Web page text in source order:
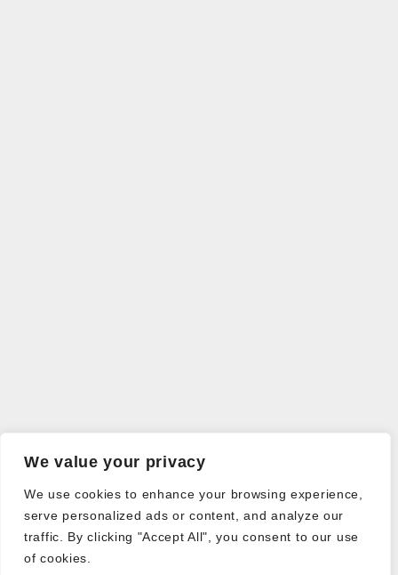
We value your privacy
We use cookies to enhance your browsing experience,
serve personalized ads or content, and analyze our
traffic. By clicking "Accept All", you consent to our use
of cookies.